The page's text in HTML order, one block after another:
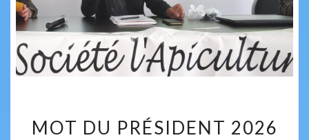
DU
MOT DU PRÉSIDENT 2026